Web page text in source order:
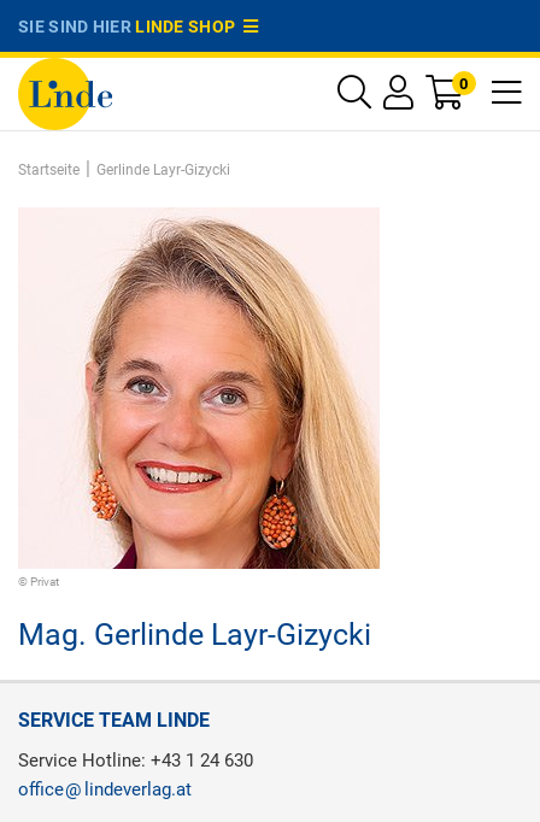
SIE SIND HIERLINDE SHOP
0
Startseite | Gerlinde Layr-Gizycki
© Privat
Mag. Gerlinde Layr-Gizycki
SERVICE TEAM LINDE
Service Hotline: +43 1 24 630
office
lindeverlag.at